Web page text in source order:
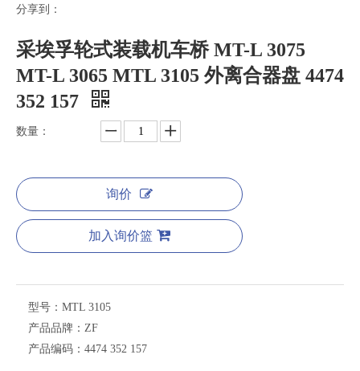
分享到：
采埃孚轮式装载机车桥 MT-L 3075
MT-L 3065 MTL 3105 外离合器盘 4474
352 157
数量：
询价
加入询价篮
型号： MTL 3105
产品品牌： ZF
产品编码： 4474 352 157